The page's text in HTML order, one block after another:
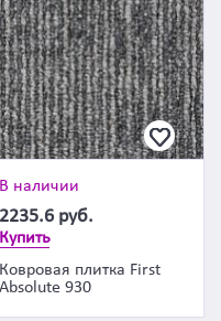
В наличии
2235.6 руб.
Купить
Ковровая плитка First
Absolute 930